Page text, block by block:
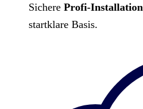
Sichere Profi-Installation
startklare Basis.